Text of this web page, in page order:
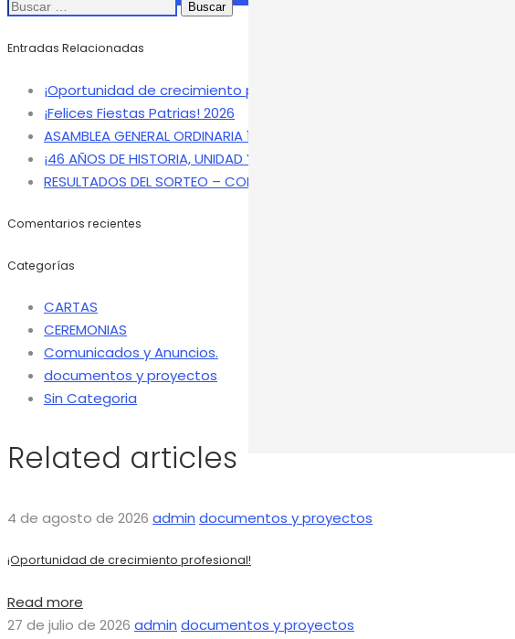
Buscar:
Entradas Relacionadas
¡Oportunidad de crecimiento profesional!
¡Felices Fiestas Patrias! 2026
ASAMBLEA GENERAL ORDINARIA 18-07-2026
¡46 AÑOS DE HISTORIA, UNIDAD Y COMPROMISO!
RESULTADOS DEL SORTEO – CONANIIF 2026!
Comentarios recientes
Categorías
CARTAS
CEREMONIAS
Comunicados y Anuncios.
documentos y proyectos
Sin Categoria
Related articles
4 de agosto de 2026 admin documentos y proyectos
¡Oportunidad de crecimiento profesional!
Read more
27 de julio de 2026 admin documentos y proyectos